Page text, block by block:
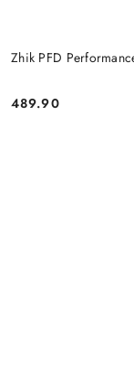
Zhik PFD
Cena:
489.90